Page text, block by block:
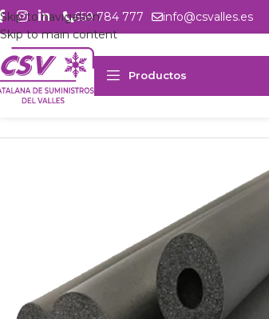
Skip to navigation
Skip to main content
659 784 777 info@csvalles.es
Productos
Inicio Productos